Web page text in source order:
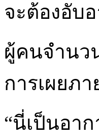
จะต้องอับ
ผู้คนจำนว
การเผยภ
“นี่เป็นอา